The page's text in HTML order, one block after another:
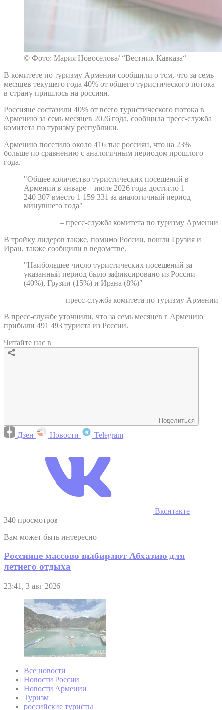
© Фото: Мария Новоселова/ “Вестник Кавказа“
В комитете по туризму Армении сообщили о том, что за семь
месяцев текущего года 40% от общего туристического потока
в страну пришлось на россиян.
Россияне составили 40% от всего туристического потока в
Армению за семь месяцев 2026 года, сообщила пресс-служба
комитета по туризму республики.
Армению посетило около 416 тыс россиян, что на 23%
больше по сравнению с аналогичным периодом прошлого
года.
"Общее количество туристических посещений в
Армении в январе – июле 2026 года достигло 1
240 307 вместо 1 159 331 за аналогичный период
минувшего года"
– пресс-служба комитета по туризму Армении
В тройку лидеров также, помимо России, вошли Грузия и
Иран, также сообщили в ведомстве.
"Наибольшее число туристических посещений за
указанный период было зафиксировано из России
(40%), Грузии (15%) и Ирана (8%)"
— пресс-служба комитета по туризму Армении
В пресс-службе уточнили, что за семь месяцев в Армению
прибыли 491 493 туриста из России.
Читайте нас в
Поделиться
Дзен Новости Telegram
Вконтакте
340 просмотров
Вам может быть интересно
Россияне массово выбирают Абхазию для
летнего отдыха
23:41, 3 авг 2026
Все новости
Новости России
Новости Армении
Туризм
российские туристы